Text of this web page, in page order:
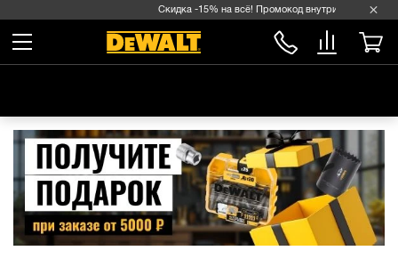
Скидка -15% на всё! Промокод внутри →